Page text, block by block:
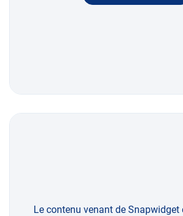
Le contenu venant de Snapwidget